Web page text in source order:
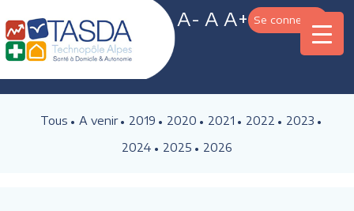
A- A A+ Se connecter
Tous A venir 2019 2020 2021 2022
2023
2024
2025 2026